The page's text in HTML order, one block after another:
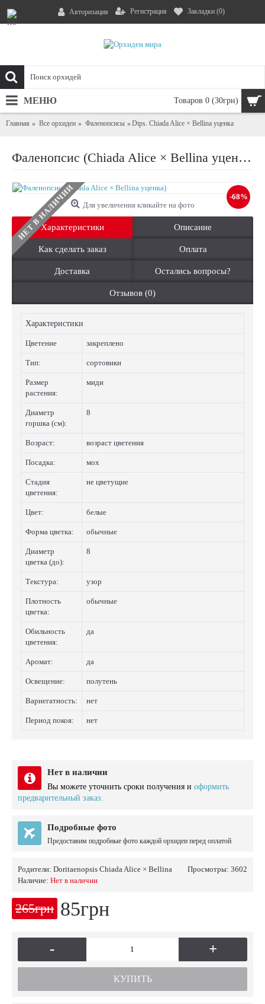
Авторизация Регистрация Закладки (0)
Товаров 0 (30грн)
МЕНЮ
Главная Все орхидеи Фаленопсисы Dtps. Chiada Alice × Bellina уценка
Фаленопсис (Chiada Alice × Bellina уценка)
-68%
НЕТ В НАЛИЧИИ Для увеличения кликайте на фото
Характеристики Описание
Как сделать заказ Оплата
Доставка Остались вопросы?
Отзывов (0)
Характеристики
Цветение закреплено
Тип: сортовики
Размер
растения:
миди
Диаметр
горшка (см):
8
Возраст: возраст цветения
Посадка: мох
Стадия
цветения:
не цветущие
Цвет: белые
Форма цветка: обычные
Диаметр
цветка (до):
8
Текстура: узор
Плотность
цветка:
обычные
Обильность
цветения:
да
Аромат: да
Освещение: полутень
Вариегатность: нет
Период покоя: нет
Нет в наличии
Вы можете уточнить сроки получения и оформить
предварительный заказ.
Подробные фото
Предоставим подробные фото каждой орхидеи перед оплатой
Просмотры: 3602
Родители: Doritaenopsis Chiada Alice × Bellina
Наличие: Нет в наличии
265грн 85грн
- +
КУПИТЬ